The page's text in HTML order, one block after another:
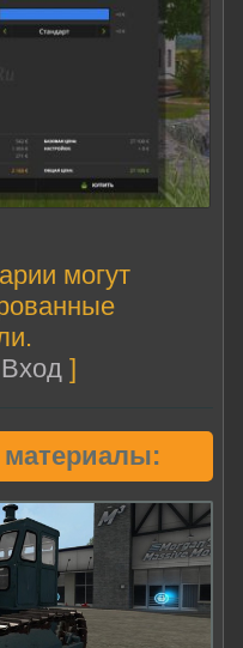
могут
Вход ]